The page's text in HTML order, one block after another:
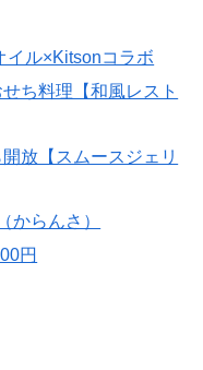
イル×Kitsonコラボ
ち料理【和風レスト
放【スムースジェリ
からんさ）
円